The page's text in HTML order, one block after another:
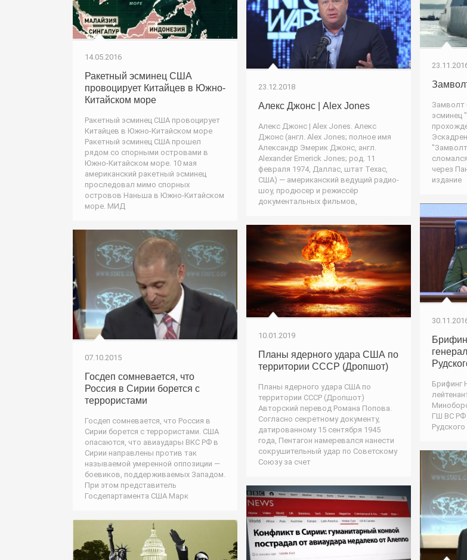
14.05.2016
Ракетный эсминец США
провоцирует Китайцев в Южно-
Китайском море
Ракетный эсминец США провоцирует
Китайцев в Южно-Китайском море
Ракетный эсминец США прошел
рядом со спорными островами в
Южно-Китайском море. 10 мая
американский ракетный эсминец
проследовал мимо спорных
островов Наньша в Южно-Китайском
море. МИД
Замволт
эсминец
через
издание
23.12.2018
Алекс Джонс | Alex Jones
Алекс Джонс | Alex Jones. Алекс
Джонс (англ. Alex Jones; полное имя
Александр Эмерик Джонс, англ.
Alexander Emerick Jones; род. 11
февраля 1974, Даллас, штат Техас,
США) — американский ведущий радио-
шоу, продюсер и режиссёр
документальных фильмов,
Брифинг
ГШ ВС РФ
Рудского
10.01.2019
Планы ядерного удара США по
территории СССР (Дропшот)
Планы ядерного удара США по
территории СССР (Дропшот)
Авторский перевод Романа Попова.
Согласно секретному документу,
датированному 15 сентября 1945
года, Пентагон намеревался нанести
сокрушительный удар по Советскому
Союзу за счет
07.10.2015
Госдеп сомневается, что
Россия в Сирии борется с
террористами
Госдеп сомневается, что Россия в
Сирии борется с террористами. США
опасаются, что авиаудары ВКС РФ в
Сирии направлены против так
называемой умеренной оппозиции —
боевиков, поддерживаемых Западом.
При этом представитель
Госдепартамента США Марк